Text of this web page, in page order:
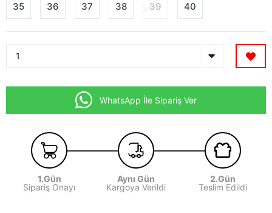
35 36 37 38 39 40
WhatsApp İle Sipariş Ver
1.Gün
Sipariş Onayı
Aynı Gün
Kargoya Verildi
2.Gün
Teslim Edildi